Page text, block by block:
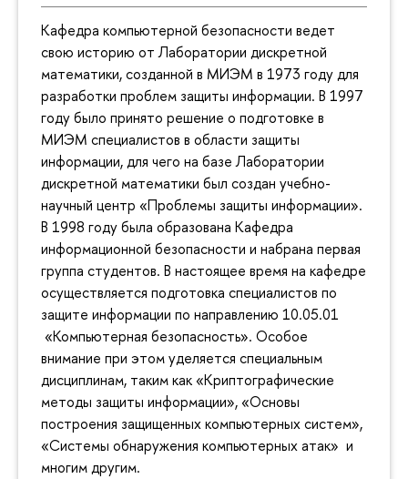
Кафедра компьютерной безопасности ведет
свою историю от Лаборатории дискретной
математики, созданной в МИЭМ в 1973 году для
разработки проблем защиты информации. В 1997
году было принято решение о подготовке в
МИЭМ специалистов в области защиты
информации, для чего на базе Лаборатории
дискретной математики был создан учебно-
научный центр «Проблемы защиты информации».
В 1998 году была образована Кафедра
информационной безопасности и набрана первая
группа студентов. В настоящее время на кафедре
осуществляется подготовка специалистов по
защите информации по направлению 10.05.01
«Компьютерная безопасность». Особое
внимание при этом уделяется специальным
дисциплинам, таким как «Криптографические
методы защиты информации», «Основы
построения защищенных компьютерных систем»,
«Системы обнаружения компьютерных атак» и
многим другим.